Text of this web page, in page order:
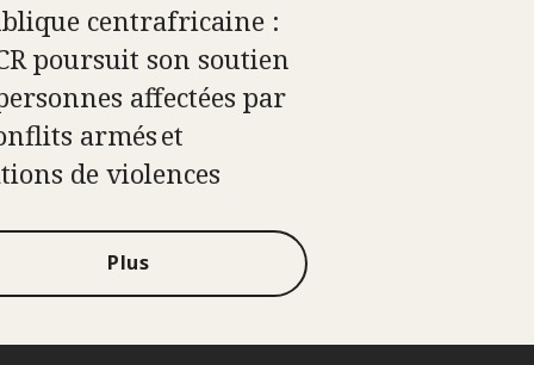
centrafricaine :
poursuit son soutien
affectées par
armés et
de violences
Plus